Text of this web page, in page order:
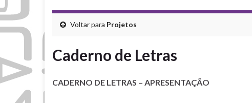
Voltar para Projetos
Caderno de Letras
CADERNO DE LETRAS – APRESENTAÇÃO